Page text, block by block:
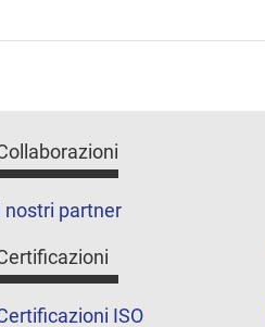
nostri partner
ISO